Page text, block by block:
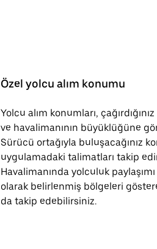
Özel yolcu alım konumu
Yolcu alım konumları,
ve havalimanının büyüklüğüne
Sürücü ortağıyla buluşacağınız
uygulamadaki talimatları takip
Havalimanında yolculuk
olarak belirlenmiş bölgeleri
da takip edebilirsiniz.